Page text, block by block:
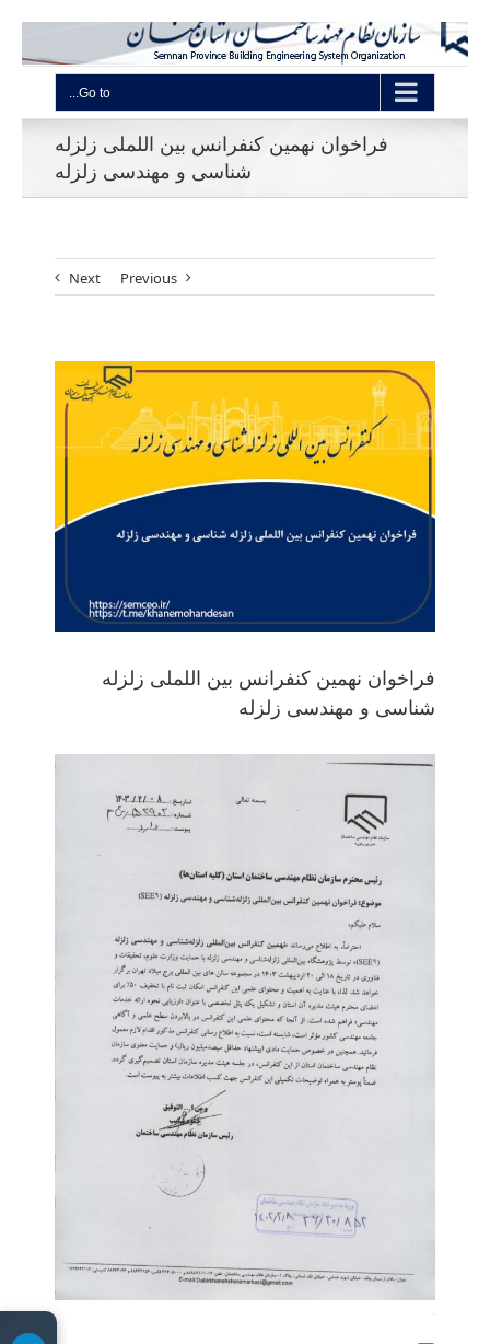
Go to...
فراخوان نهمین کنفرانس بین اللملی زلزله
شناسی و مهندسی زلزله
Previous
Next
View
Larger
Image
فراخوان نهمین کنفرانس بین اللملی زلزله
شناسی و مهندسی زلزله
.